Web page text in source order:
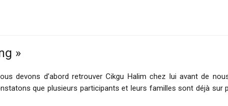
»
devons d’abord retrouver Cikgu Halim chez lui avant de
que plusieurs participants et leurs familles sont déjà sur